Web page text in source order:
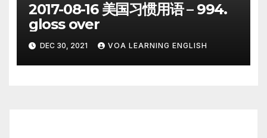
2017-08-16 美国习惯用语 – 994.
gloss over
DEC 30, 2021 VOA LEARNING ENGLISH